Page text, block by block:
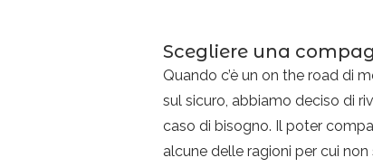
Scegliere una
Quando c’è un on the road di
sul sicuro, abbiamo deciso di
caso di bisogno. Il poter
alcune delle ragioni per cui